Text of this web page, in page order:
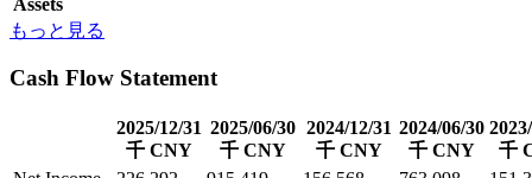
もっと見る
Cash Flow Statement
2025/12/31
千 CNY
2025/06/30
千 CNY
2024/12/31
千 CNY
2024/06/30
千 CNY
千